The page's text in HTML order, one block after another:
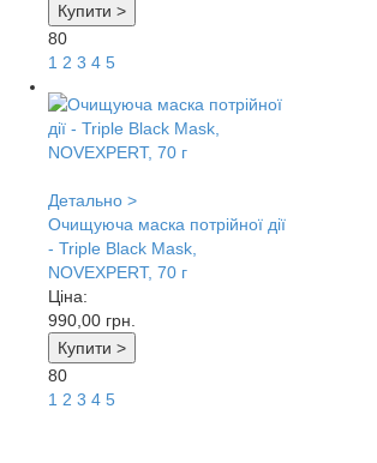
Купити >
80
1 2 3 4 5
Детально >
Очищуюча маска потрійної дії
- Triple Black Mask,
NOVEXPERT, 70 г
Ціна:
990,00 грн.
Купити >
80
1 2 3 4 5